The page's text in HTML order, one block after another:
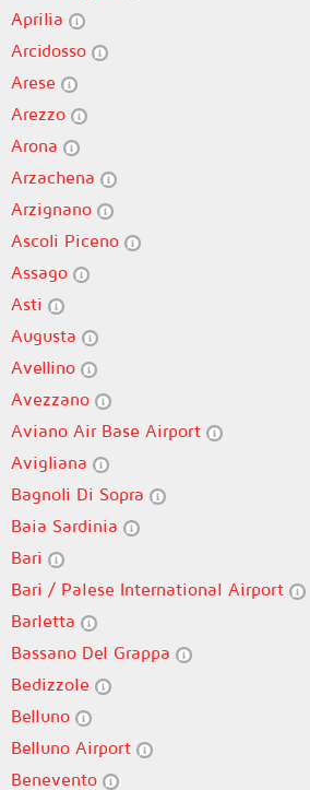
Aprilia
Arcidosso
Arese
Arezzo
Arona
Arzachena
Arzignano
Ascoli Piceno
Assago
Asti
Augusta
Avellino
Avezzano
Aviano Air Base Airport
Avigliana
Bagnoli Di Sopra
Baia Sardinia
Bari
Bari / Palese International Airport
Barletta
Bassano Del Grappa
Bedizzole
Belluno
Belluno Airport
Benevento